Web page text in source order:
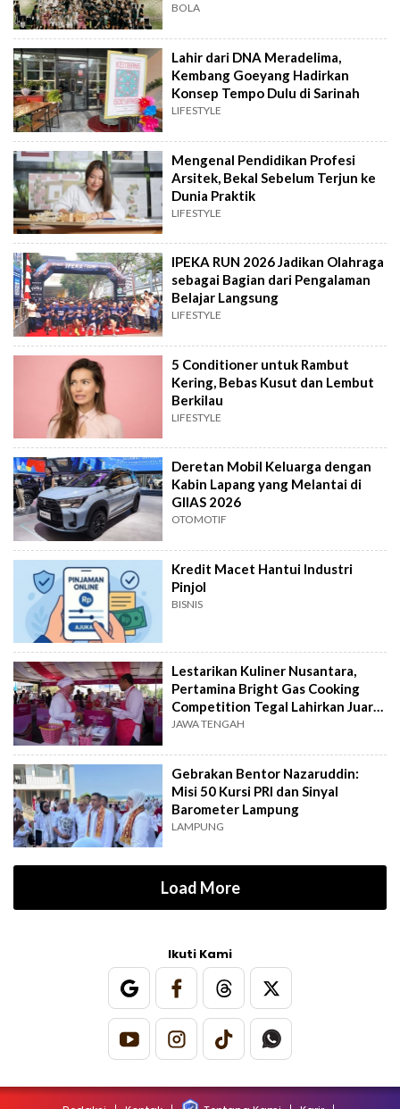
BOLA
Lahir dari DNA Meradelima,
Kembang Goeyang Hadirkan
Konsep Tempo Dulu di Sarinah
LIFESTYLE
Mengenal Pendidikan Profesi
Arsitek, Bekal Sebelum Terjun ke
Dunia Praktik
LIFESTYLE
IPEKA RUN 2026 Jadikan Olahraga
sebagai Bagian dari Pengalaman
Belajar Langsung
LIFESTYLE
5 Conditioner untuk Rambut
Kering, Bebas Kusut dan Lembut
Berkilau
LIFESTYLE
Deretan Mobil Keluarga dengan
Kabin Lapang yang Melantai di
GIIAS 2026
OTOMOTIF
Kredit Macet Hantui Industri
Pinjol
BISNIS
Lestarikan Kuliner Nusantara,
Pertamina Bright Gas Cooking
Competition Tegal Lahirkan Juara
Baru
JAWA TENGAH
Gebrakan Bentor Nazaruddin:
Misi 50 Kursi PRI dan Sinyal
Barometer Lampung
LAMPUNG
Load More
Ikuti Kami